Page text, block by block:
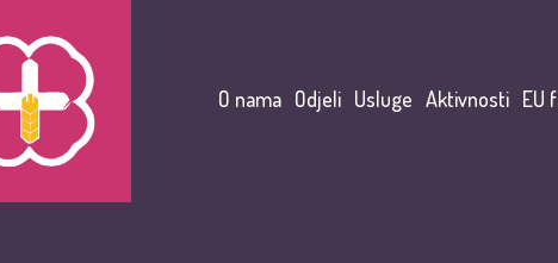
O nama Odjeli Usluge Aktivnosti EU